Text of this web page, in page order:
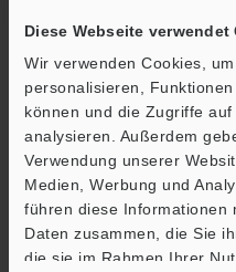
Diese Webseite verwendet
Wir verwenden Cookies,
personalisieren,
können und die Zugriffe
analysieren. Außerdem
Verwendung unserer
Medien, Werbung und
führen diese Informationen
Daten zusammen, die Sie
die sie im Rahmen Ihrer
E-Mail-Adresse
Download